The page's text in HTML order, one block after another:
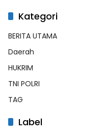
Kategori
BERITA UTAMA
Daerah
HUKRIM
TNI POLRI
TAG
Label